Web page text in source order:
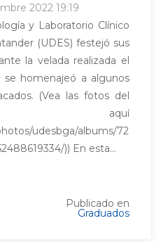
2022 19:19
y Laboratorio Clínico
(UDES) festejó sus
la velada realizada el
se homenajeó a algunos
(Vea las fotos del
aquí
udesbga/albums/72
)) En esta...
Publicado en
Graduados